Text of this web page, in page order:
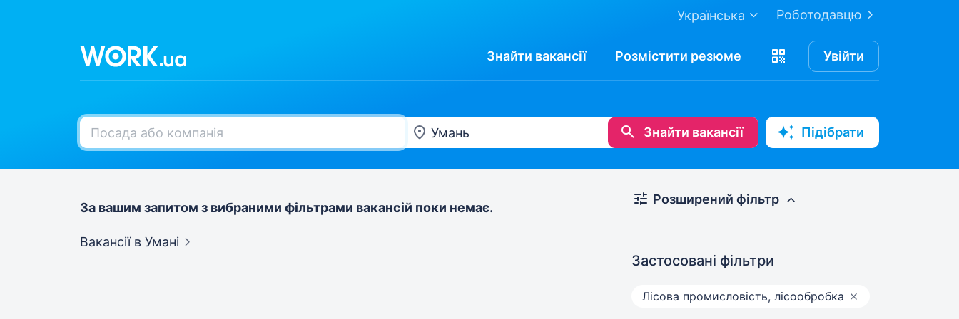
Роботодавцю
Українська
Знайти вакансії Розмістити резюме Увійти
Знайти вакансії Підібрати
За вашим запитом з вибраними фільтрами вакансій поки немає.
Вакансії в Умані
Розширений фільтр
Застосовані фільтри
Лісова промисловість, лісообробка